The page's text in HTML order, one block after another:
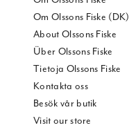
Om Olssons Fiske (DK)
About Olssons Fiske
Über Olssons Fiske
Tietoja Olssons Fiske
Kontakta oss
Besök vår butik
Visit our store